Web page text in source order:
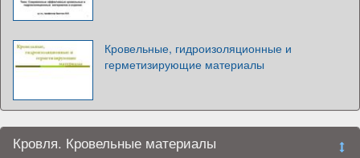
Кровельные, гидроизоляционные и
герметизирующие материалы
Кровля. Кровельные материалы